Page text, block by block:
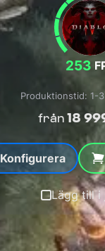
253
från 18
Produktionstid: 1-
Konfigurera
Lägg till i